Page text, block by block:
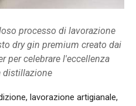
processo di lavorazione
dry gin premium creato dai
per celebrare l'eccellenza
distillazione
lavorazione artigianale,